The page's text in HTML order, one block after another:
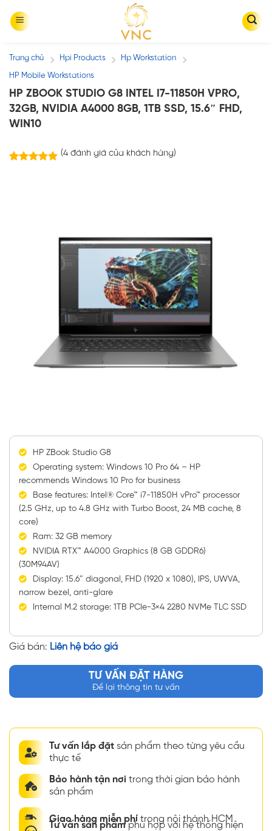
Trang chủ / Hpi Products / Hp Workstation /
HP Mobile Workstations
HP ZBOOK STUDIO G8 INTEL I7-11850H VPRO,
32GB, NVIDIA A4000 8GB, 1TB SSD, 15.6″ FHD,
WIN10
(4đánh giá của khách hàng)
HP ZBook Studio G8
Operating system: Windows 10 Pro 64 – HP
recommends Windows 10 Pro for business
Base features: Intel® Core™ i7-11850H vPro™ processor
(2.5 GHz, up to 4.8 GHz with Turbo Boost, 24 MB cache, 8
core)
Ram: 32 GB memory
NVIDIA RTX™ A4000 Graphics (8 GB GDDR6)
(30M94AV)
Display: 15.6″ diagonal, FHD (1920 x 1080), IPS, UWVA,
narrow bezel, anti-glare
Internal M.2 storage: 1TB PCIe-3×4 2280 NVMe TLC SSD
Giá bán: Liên hệ báo giá
TƯ VẤN ĐẶT HÀNG
Để lại thông tin tư vấn
Tư vấn lắp đặt sản phẩm theo từng yêu cầu
thực tế
Bảo hành tận nơi trong thời gian bảo hành
sản phẩm
Giao hàng miễn phí trong nội thành HCM
Tư vấn sản phẩmphù hợp với hệ thống hiện